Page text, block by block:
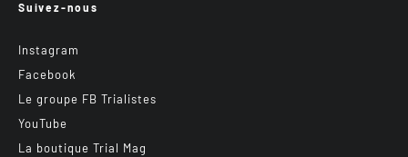
Suivez-nous
Instagram
Facebook
Le groupe FB Trialistes
YouTube
La boutique Trial Mag